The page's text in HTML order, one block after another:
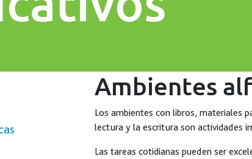
Ambientes
Los ambientes con libros, materiales
lectura y la escritura son actividades
Las tareas cotidianas pueden ser